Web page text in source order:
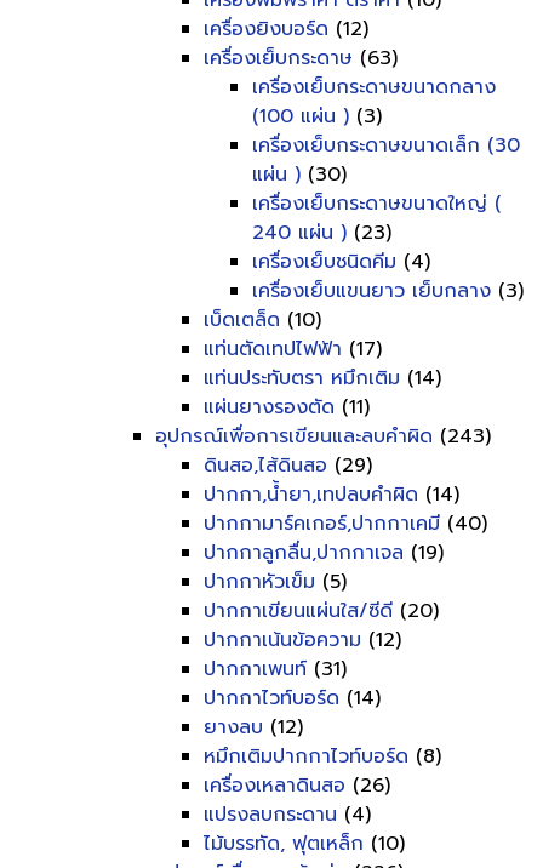
เครื่องยิงบอร์ด (12)
เครื่องเย็บกระดาษ (63)
เครื่องเย็บกระดาษขนาดกลาง
(100 แผ่น ) (3)
เครื่องเย็บกระดาษขนาดเล็ก (30
แผ่น ) (30)
เครื่องเย็บกระดาษขนาดใหญ่ (
240 แผ่น ) (23)
เครื่องเย็บชนิดคีม (4)
เครื่องเย็บแขนยาว เย็บกลาง (3)
เบ็ดเตล็ด (10)
แท่นตัดเทปไฟฟ้า (17)
แท่นประทับตรา หมึกเติม (14)
แผ่นยางรองตัด (11)
อุปกรณ์เพื่อการเขียนและลบคำผิด (243)
ดินสอ,ไส้ดินสอ (29)
ปากกา,น้ำยา,เทปลบคำผิด (14)
ปากกามาร์คเกอร์,ปากกาเคมี (40)
ปากกาลูกลื่น,ปากกาเจล (19)
ปากกาหัวเข็ม (5)
ปากกาเขียนแผ่นใส/ซีดี (20)
ปากกาเน้นข้อความ (12)
ปากกาเพนท์ (31)
ปากกาไวท์บอร์ด (14)
ยางลบ (12)
หมึกเติมปากกาไวท์บอร์ด (8)
เครื่องเหลาดินสอ (26)
แปรงลบกระดาน (4)
ไม้บรรทัด, ฟุตเหล็ก (10)